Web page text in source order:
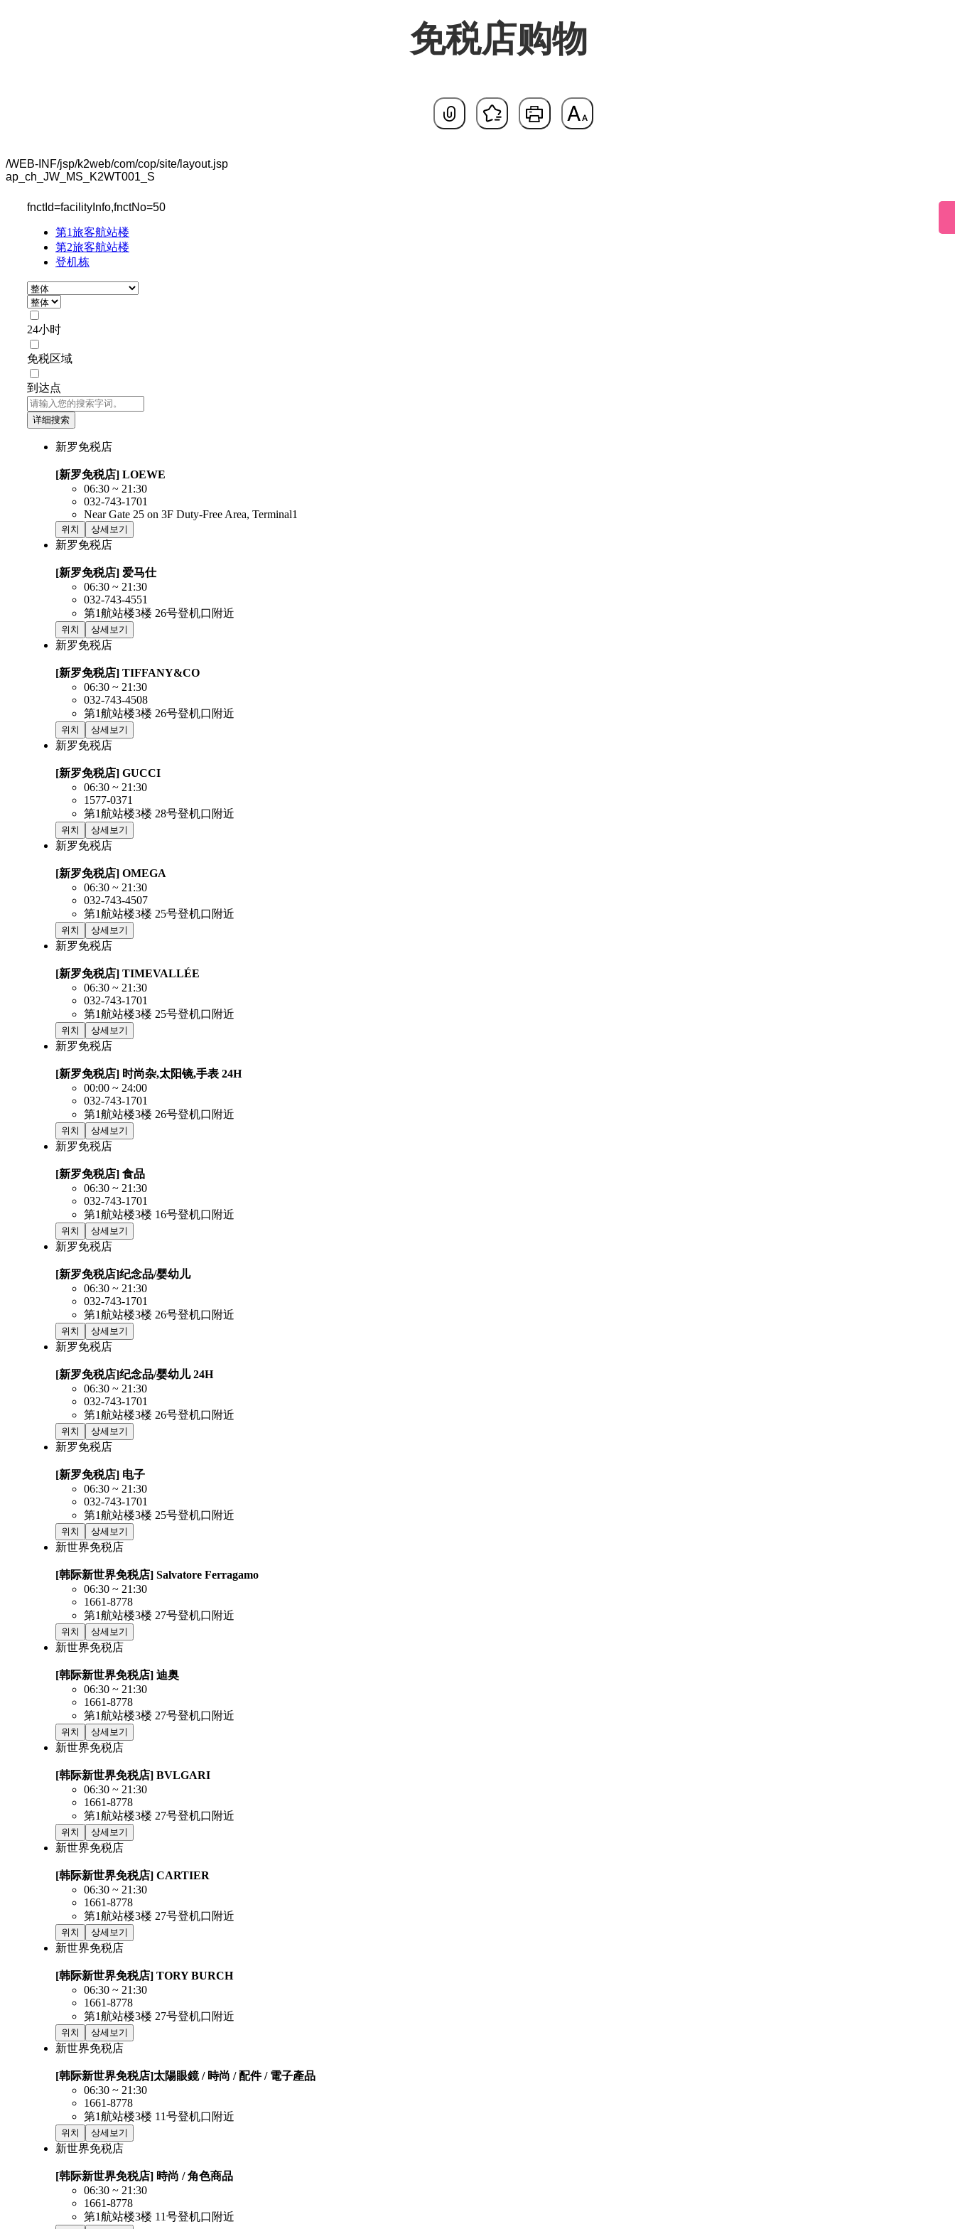
免税店购物
/WEB-INF/jsp/k2web/com/cop/site/layout.jsp
ap_ch_JW_MS_K2WT001_S
fnctId=facilityInfo,fnctNo=50
第1旅客航站楼
第2旅客航站楼
登机栋
24小时
免税区域
到达点
详细搜索
新罗免税店
[新罗免税店] LOEWE
06:30 ~ 21:30
032-743-1701
Near Gate 25 on 3F Duty-Free Area, Terminal1
위치 상세보기
新罗免税店
[新罗免税店] 爱马仕
06:30 ~ 21:30
032-743-4551
第1航站楼3楼 26号登机口附近
위치 상세보기
新罗免税店
[新罗免税店] TIFFANY&CO
06:30 ~ 21:30
032-743-4508
第1航站楼3楼 26号登机口附近
위치 상세보기
新罗免税店
[新罗免税店] GUCCI
06:30 ~ 21:30
1577-0371
第1航站楼3楼 28号登机口附近
위치 상세보기
新罗免税店
[新罗免税店] OMEGA
06:30 ~ 21:30
032-743-4507
第1航站楼3楼 25号登机口附近
위치 상세보기
新罗免税店
[新罗免税店] TIMEVALLÉE
06:30 ~ 21:30
032-743-1701
第1航站楼3楼 25号登机口附近
위치 상세보기
新罗免税店
[新罗免税店] 时尚杂,太阳镜,手表 24H
00:00 ~ 24:00
032-743-1701
第1航站楼3楼 26号登机口附近
위치 상세보기
新罗免税店
[新罗免税店] 食品
06:30 ~ 21:30
032-743-1701
第1航站楼3楼 16号登机口附近
위치 상세보기
新罗免税店
[新罗免税店]纪念品/婴幼儿
06:30 ~ 21:30
032-743-1701
第1航站楼3楼 26号登机口附近
위치 상세보기
新罗免税店
[新罗免税店]纪念品/婴幼儿24H
06:30 ~ 21:30
032-743-1701
第1航站楼3楼 26号登机口附近
위치 상세보기
新罗免税店
[新罗免税店] 电子
06:30 ~ 21:30
032-743-1701
第1航站楼3楼 25号登机口附近
위치 상세보기
新世界免税店
[韩际新世界免税店] Salvatore Ferragamo
06:30 ~ 21:30
1661-8778
第1航站楼3楼 27号登机口附近
위치 상세보기
新世界免税店
[韩际新世界免税店] 迪奥
06:30 ~ 21:30
1661-8778
第1航站楼3楼 27号登机口附近
위치 상세보기
新世界免税店
[韩际新世界免税店] BVLGARI
06:30 ~ 21:30
1661-8778
第1航站楼3楼 27号登机口附近
위치 상세보기
新世界免税店
[韩际新世界免税店] CARTIER
06:30 ~ 21:30
1661-8778
第1航站楼3楼 27号登机口附近
위치 상세보기
新世界免税店
[韩际新世界免税店] TORY BURCH
06:30 ~ 21:30
1661-8778
第1航站楼3楼 27号登机口附近
위치 상세보기
新世界免税店
[韩际新世界免税店]太陽眼鏡 / 時尚 / 配件 / 電子產品
06:30 ~ 21:30
1661-8778
第1航站楼3楼 11号登机口附近
위치 상세보기
新世界免税店
[韩际新世界免税店] 時尚 / 角色商品
06:30 ~ 21:30
1661-8778
第1航站楼3楼 11号登机口附近